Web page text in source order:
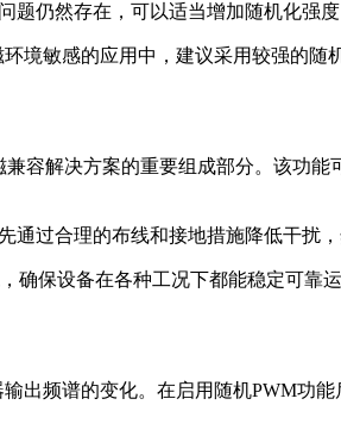
仍然存在，可以适当增加随机化强
境敏感的应用中，建议采用较强的随
容解决方案的重要组成部分。该功
过合理的布线和接地措施降低干扰
确保设备在各种工况下都能稳定可靠运
出频谱的变化。在启用随机PWM功